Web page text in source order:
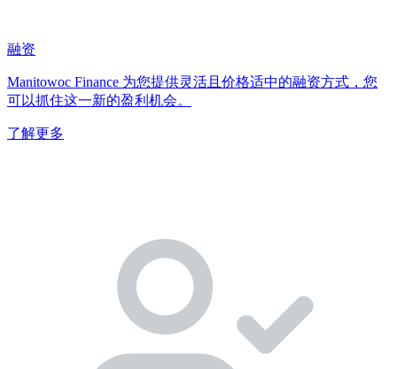
融资
Manitowoc Finance 为您提供灵活且价格适中的融资方式，您
可以抓住这一新的盈利机会。
了解更多